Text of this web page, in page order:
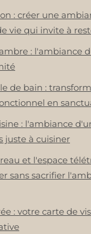
: créer une
vie qui invite à
: l'ambiance
de bain :
en
: l'ambiance
juste à cuisiner
et l'espace
sans sacrifier
: votre carte de